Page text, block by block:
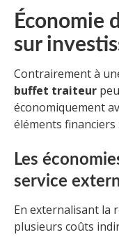
Économie
sur
Contrairement à
buffet traiteur
économiquement
éléments financiers :
Les
service
En externalisant la
plusieurs coûts